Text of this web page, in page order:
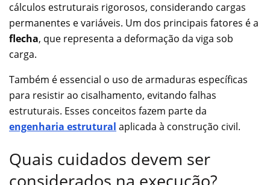
cálculos estruturais rigorosos, considerando cargas
permanentes e variáveis. Um dos principais fatores é a
flecha, que representa a deformação da viga sob
carga.
Também é essencial o uso de armaduras específicas
para resistir ao cisalhamento, evitando falhas
estruturais. Esses conceitos fazem parte da
engenharia estrutural aplicada à construção civil.
Quais cuidados devem ser
considerados na execução?